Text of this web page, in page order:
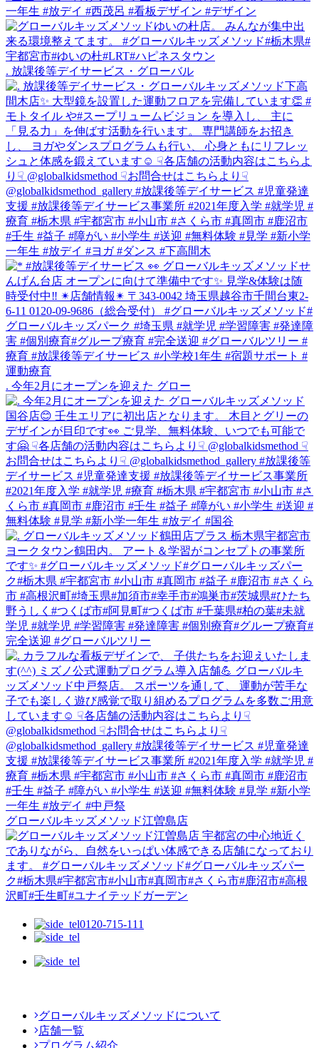
. 放課後等デイサービス・グローバル
. 今年2月にオープンを迎えた グロー
グローバルキッズメソッド江曽島店
0120-715-111
グローバルキッズメソッドについて
店舗一覧
プログラム紹介